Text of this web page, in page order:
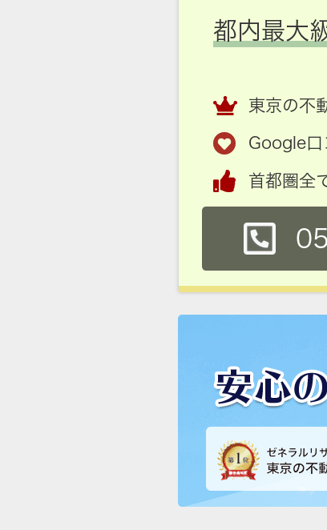
都内最大
東京の不
Google口
首都圏全